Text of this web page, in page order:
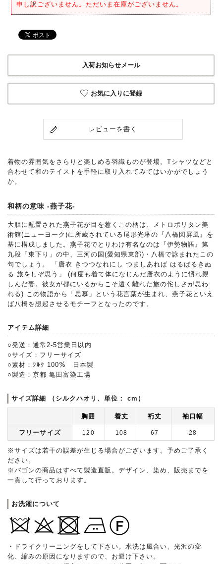
申し訳ございません。ただいま在庫がございません。
入荷お知らせメール
お気に入りに登録
レビューを書く
着物の雰囲気をさらりと楽しめる羽織ものが登場。Tシャツなどと
合わせて和のテイストを手軽に取り入れてみてはいかがでしょう
か。
和柄の意味 -燕子花-
大胆に配置された燕子花が目を惹くこの柄は、メトロポリタン美
術館(ニューヨーク)に所蔵されている尾形光琳の『八橋図屏風』を
基に構成しました。燕子花でとりわけ有名なのは『伊勢物語』第
九段「東下り」の中、三河の国(愛知県東部)・八橋で詠まれたこの
句でしょう。 「唐衣 きつつなれにし つましあれば はるばるきぬ
る 旅をしぞ思う」 (何度も着て体になじんだ唐衣のように慣れ親
しんだ妻。彼女が都にいるからこそ遠く離れた旅の侘しさが思わ
れる) この物語から「思慕」という花言葉が生まれ、燕子花といえ
ば八橋を想起させるモチーフとなったのです。
アイテム詳細
○発送：通常2-5営業日以内
○サイズ：フリーサイズ
○素材：ｼﾙｸ 100％ 日本製
○製造：京都 亀田富染工場
サイズ詳細 （シルクハオリ、単位： cm）
胸囲 着丈 裄丈 袖口幅
フリーサイズ 120 108 67 28
※サイズは若干の誤差が生じる場合がございます。予めご了承く
ださい。
※パゴンの商品はすべて製造直販。デザイン、染め、販売までを
一貫して行っております。
お洗濯について
・ドライクリーニングをして下さい。水洗は風合い、光沢の変
化、縮みの原因になりますので、お避け下さい。